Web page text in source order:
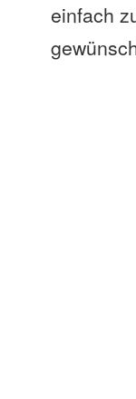
einfach